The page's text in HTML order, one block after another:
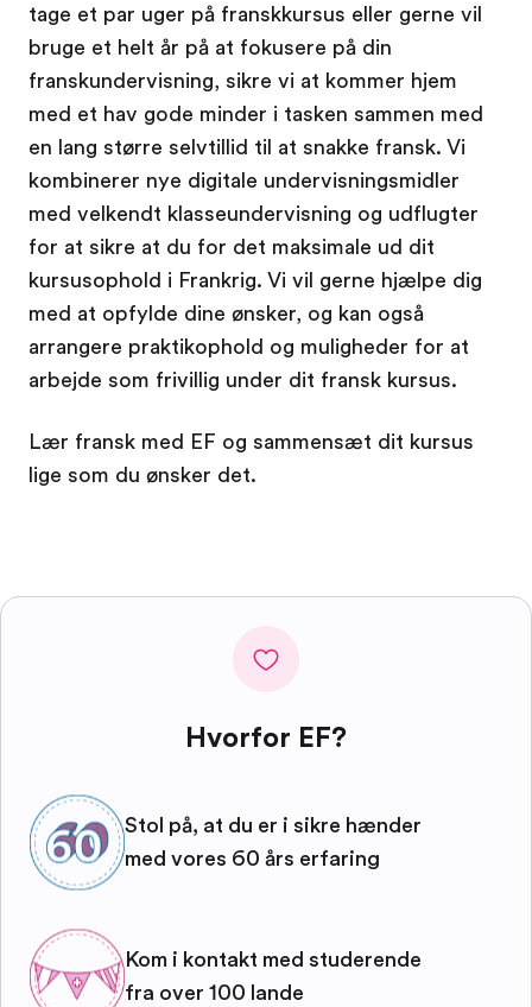
tage et par uger på franskkursus eller gerne vil
bruge et helt år på at fokusere på din
franskundervisning, sikre vi at kommer hjem
med et hav gode minder i tasken sammen med
en lang større selvtillid til at snakke fransk. Vi
kombinerer nye digitale undervisningsmidler
med velkendt klasseundervisning og udflugter
for at sikre at du for det maksimale ud dit
kursusophold i Frankrig. Vi vil gerne hjælpe dig
med at opfylde dine ønsker, og kan også
arrangere praktikophold og muligheder for at
arbejde som frivillig under dit fransk kursus.
Lær fransk med EF og sammensæt dit kursus
lige som du ønsker det.
Hvorfor EF?
Stol på, at du er i sikre hænder
med vores 60 års erfaring
Kom i kontakt med studerende
fra over 100 lande